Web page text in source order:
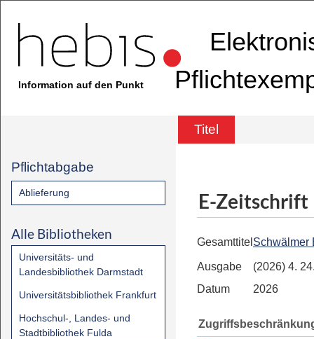
Information auf den Punkt
Titel
Pflichtabgabe
Ablieferung
Alle Bibliotheken
Universitäts- und
Landesbibliothek Darmstadt
Universitätsbibliothek Frankfurt
Hochschul-, Landes- und
Stadtbibliothek Fulda
E-Zeitschrift
Gesamttitel Schwälmer
Ausgabe
(2026) 4.
Datum
2026